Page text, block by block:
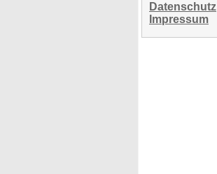
Datenschutz
Impressum